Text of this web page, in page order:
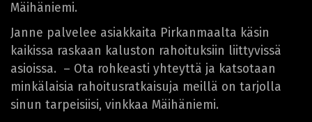
Mäihäniemi.
Janne palvelee asiakkaita Pirkanmaalta käsin
kaikissa raskaan kaluston rahoituksiin liittyvissä
asioissa. – Ota rohkeasti yhteyttä ja katsotaan
minkälaisia rahoitusratkaisuja meillä on tarjolla
sinun tarpeisiisi, vinkkaa Mäihäniemi.